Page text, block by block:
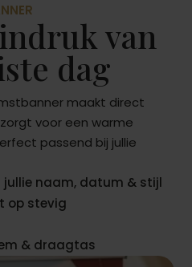
van
dag
maakt direct
voor een warme
passend bij jullie
naam, datum & stijl
op stevig
& draagtas